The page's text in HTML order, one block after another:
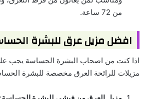
من 72 ساعة.
افضل مزيل عرق للبشرة
اذا كنت من اصحاب البشرة الحساسة يجب
مزيلات للرائحة العرق مخصصة للبشرة